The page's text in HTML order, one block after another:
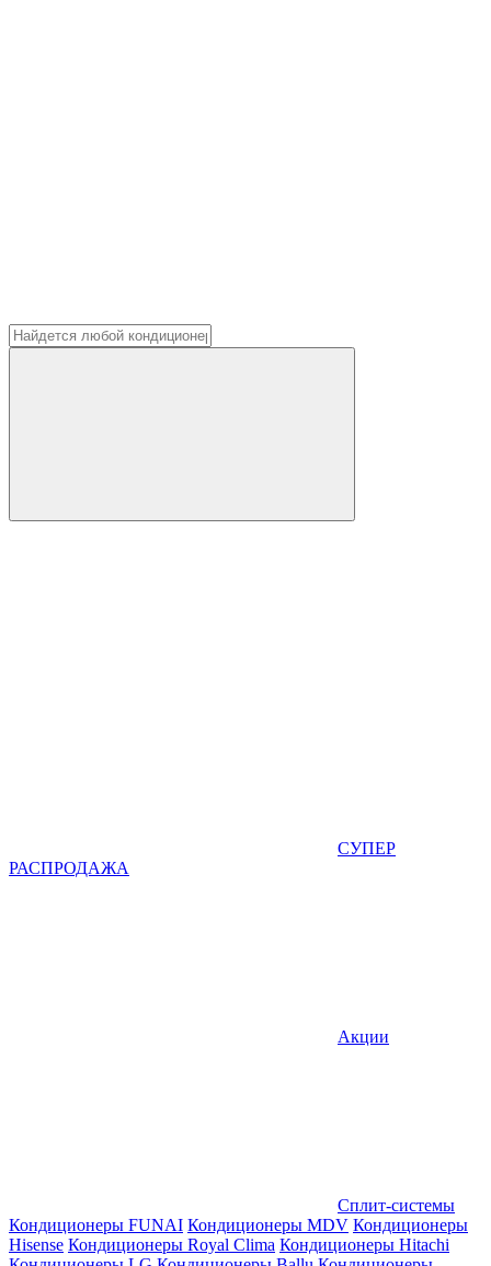
СУПЕР
РАСПРОДАЖА
Акции
Сплит-системы
Кондиционеры FUNAI Кондиционеры MDV Кондиционеры
Hisense Кондиционеры Royal Clima Кондиционеры Hitachi